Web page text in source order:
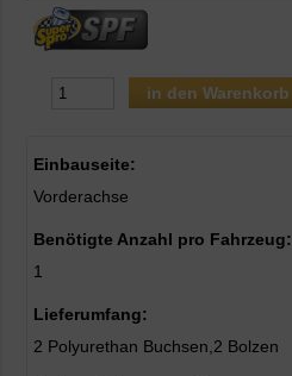
Einbauseite:
Vorderachse
Benötigte Anzahl pro Fahrzeug:
1
Lieferumfang:
2 Polyurethan Buchsen,2 Bolzen